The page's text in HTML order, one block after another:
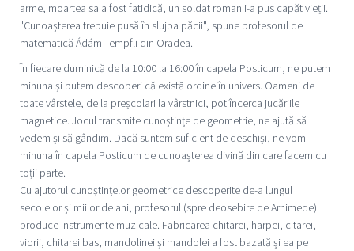
arme, moartea sa a fost fatidică, un soldat roman i-a pus capăt vieții.
"Cunoașterea trebuie pusă în slujba păcii", spune profesorul de
matematică Ádám Tempfli din Oradea.
În fiecare duminică de la 10:00 la 16:00 în capela Posticum, ne putem
minuna și putem descoperi că există ordine în univers. Oameni de
toate vârstele, de la preșcolari la vârstnici, pot încerca jucăriile
magnetice. Jocul transmite cunoștințe de geometrie, ne ajută să
vedem și să gândim. Dacă suntem suficient de deschiși, ne vom
minuna în capela Posticum de cunoașterea divină din care facem cu
toții parte.
Cu ajutorul cunoștințelor geometrice descoperite de-a lungul
secolelor și miilor de ani, profesorul (spre deosebire de Arhimede)
produce instrumente muzicale. Fabricarea chitarei, harpei, citarei,
viorii, chitarei bas, mandolinei și mandolei a fost bazată și ea pe